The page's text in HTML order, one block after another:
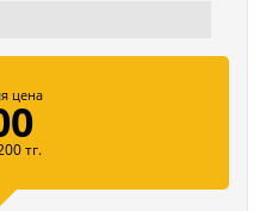
цена
тг.